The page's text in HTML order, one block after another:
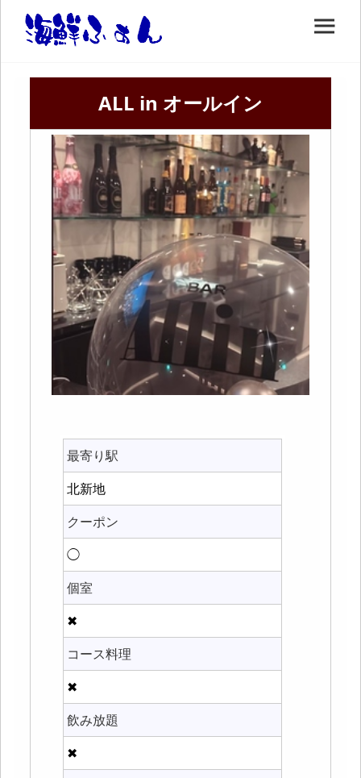
ALL in オールイン
最寄り駅
北新地
クーポン
◯
個室
✖
コース料理
✖
飲み放題
✖